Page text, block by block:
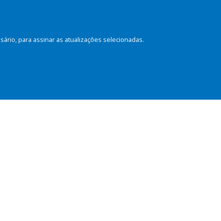
para assinar as atualizações selecionadas.